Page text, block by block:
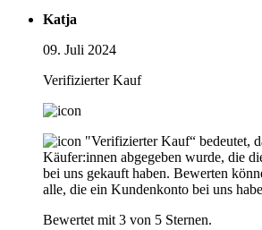
Katja
09. Juli 2024
Verifizierter Kauf
"Verifizierter Kauf“ bedeutet,
Käufer:innen abgegeben wurde, die
bei uns gekauft haben. Bewerten
alle, die ein Kundenkonto bei uns
Bewertet mit 3 von 5 Sternen.